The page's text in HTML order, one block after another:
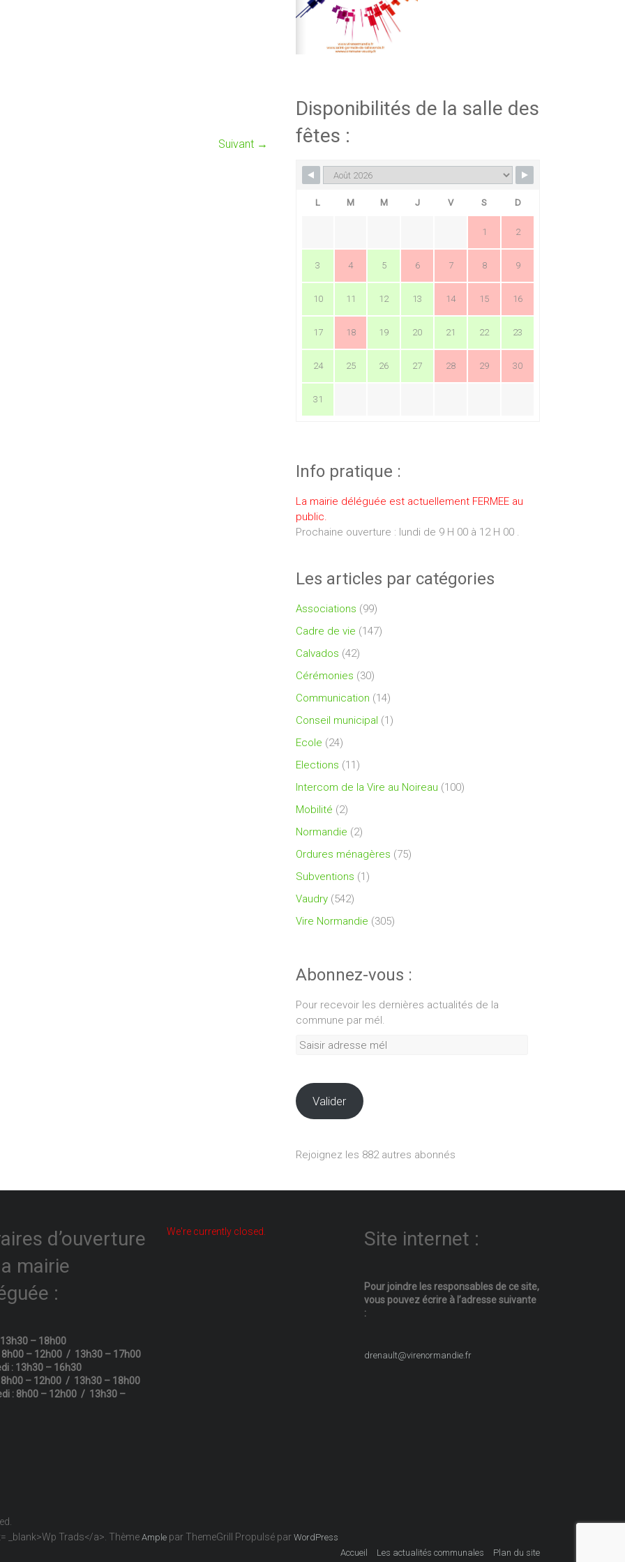
Suivant →
Disponibilités de la salle des
fêtes :
L M M J V S D
1 2
3 4 5 6 7 8 9
10 11 12 13 14 15 16
17 18 19 20 21 22 23
24 25 26 27 28 29 30
31
Info pratique :
La mairie déléguée est actuellement FERMEE au
public.
Prochaine ouverture : lundi de 9 H 00 à 12 H 00 .
Les articles par catégories
Associations (99)
Cadre de vie (147)
Calvados (42)
Cérémonies (30)
Communication (14)
Conseil municipal (1)
Ecole (24)
Elections (11)
Intercom de la Vire au Noireau (100)
Mobilité (2)
Normandie (2)
Ordures ménagères (75)
Subventions (1)
Vaudry (542)
Vire Normandie (305)
Abonnez-vous :
Pour recevoir les dernières actualités de la
commune par mél.
Saisir
Valider
Rejoignez les 882 autres abonnés
d’ouverture
mairie
:
13h30 – 18h00
8h00 – 12h00 / 13h30 – 17h00
: 13h30 – 16h30
8h00 – 12h00 / 13h30 – 18h00
: 8h00 – 12h00 / 13h30 –
We're currently closed. Site internet :
Pour joindre les responsables de ce site,
vous pouvez écrire à l’adresse suivante
:
drenault@virenormandie.fr
_blank>Wp Trads</a>. Thème Ample par ThemeGrill Propulsé par WordPress
Accueil
Les actualités communales Plan du site